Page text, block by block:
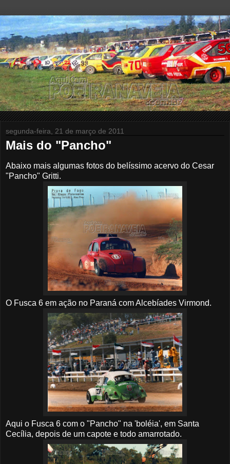
segunda-feira, 21 de março de 2011
Mais do "Pancho"
Abaixo mais algumas fotos do belíssimo acervo do Cesar
"Pancho" Gritti.
O Fusca 6 em ação no Paraná com Alcebíades Virmond.
Aqui o Fusca 6 com o "Pancho" na 'boléia', em Santa
Cecília, depois de um capote e todo amarrotado.